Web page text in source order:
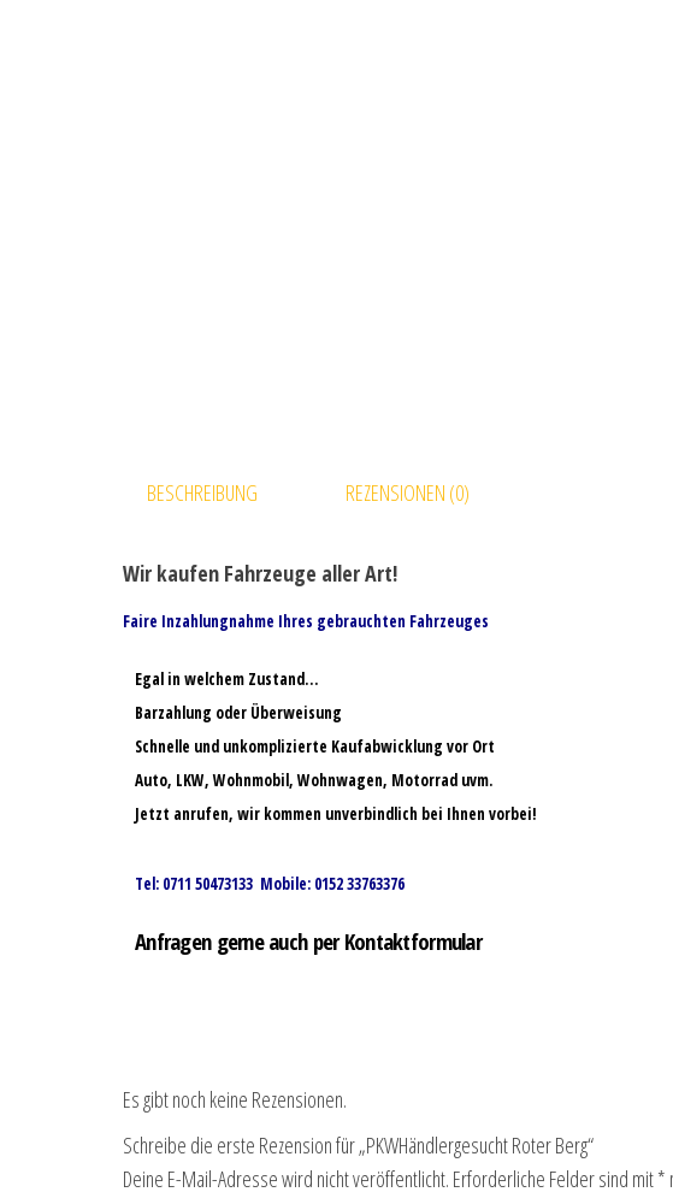
BESCHREIBUNG REZENSIONEN (0)
Wir kaufen Fahrzeuge aller Art!
Faire Inzahlungnahme Ihres gebrauchten Fahrzeuges
Egal in welchem Zustand…
Barzahlung oder Überweisung
Schnelle und unkomplizierte Kaufabwicklung vor Ort
Auto, LKW, Wohnmobil, Wohnwagen, Motorrad uvm.
Jetzt anrufen, wir kommen unverbindlich bei Ihnen vorbei!
Tel: 0711 50473133 Mobile: 0152 33763376
Anfragen gerne auch per Kontaktformular
Es gibt noch keine Rezensionen.
Schreibe die erste Rezension für „PKWHändlergesucht Roter Berg“
Deine E-Mail-Adresse wird nicht veröffentlicht. Erforderliche Felder sind mit*